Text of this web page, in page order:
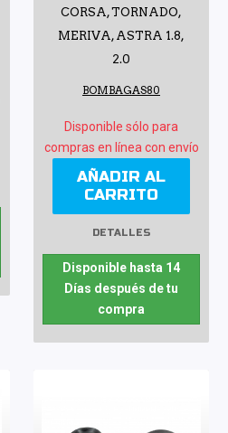
CORSA, TORNADO,
MERIVA, ASTRA 1.8,
2.0
BOMBAGAS80
Disponible sólo para
compras en línea con envío
AÑADIR AL
CARRITO
DETALLES
Disponible hasta 14
Días después de tu
compra